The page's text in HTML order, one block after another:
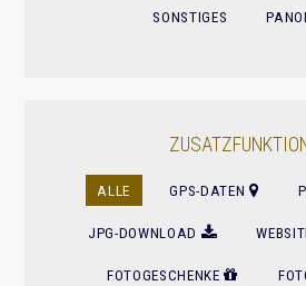
SONSTIGES
ALLE GPS-DATEN
JPG-DOWNLOAD
FOTOGESCHENKE